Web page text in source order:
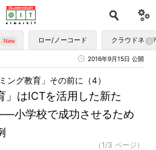
す ロー/ノーコード クラウドネイ
2016年9月15日 公開
」はICTを活用した新た
小学校で成功させるため
ング教育」その前に（4）
（1/3 ページ）